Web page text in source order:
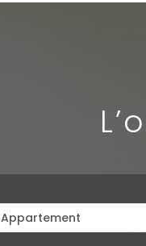
Appartement